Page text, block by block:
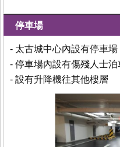
停車場
- 太古城中心內設有停車場
- 停車場內設有傷殘人士泊
- 設有升降機往其他樓層